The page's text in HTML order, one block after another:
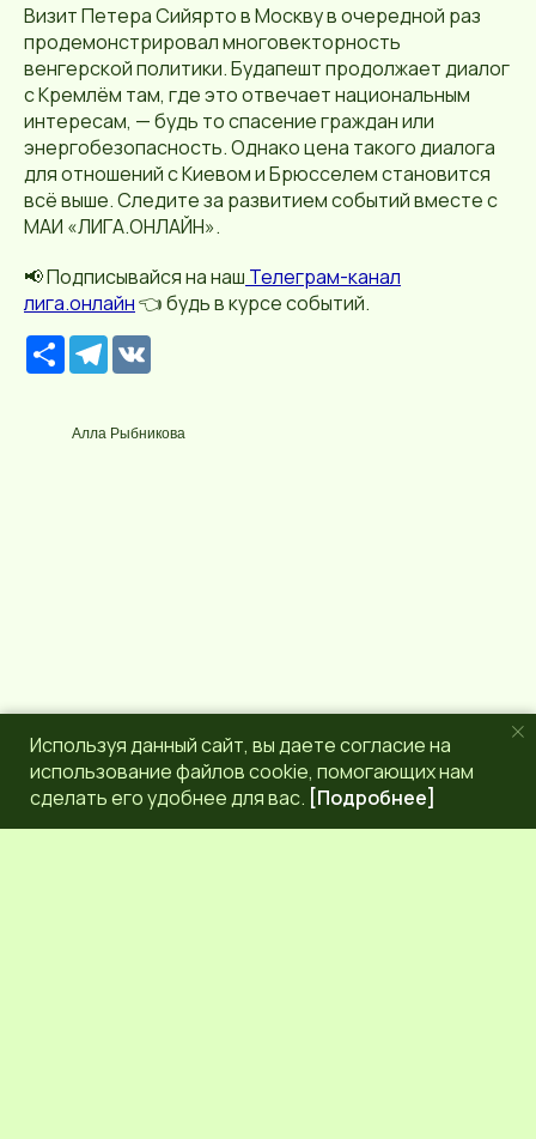
Визит Петера Сийярто в Москву в очередной раз
продемонстрировал многовекторность
венгерской политики. Будапешт продолжает диалог
с Кремлём там, где это отвечает национальным
интересам, — будь то спасение граждан или
энергобезопасность. Однако цена такого диалога
для отношений с Киевом и Брюсселем становится
всё выше. Следите за развитием событий вместе с
МАИ «ЛИГА.ОНЛАЙН».
📢 Подписывайся на наш Телеграм-канал
лига.онлайн👈 будь в курсе событий.
Р
е
р
с
T
e
g
r
Алла Рыбникова
Используя данный сайт, вы даете согласие на
использование файлов cookie, помогающих нам
сделать его удобнее для вас. [Подробнее]